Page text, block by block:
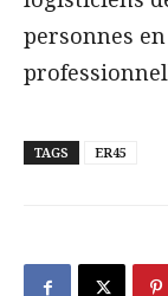
personnes
TAGS ER45